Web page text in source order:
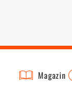
Magazin